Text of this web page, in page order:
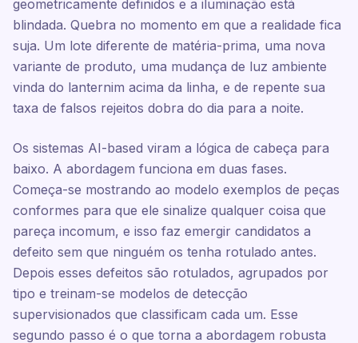
geometricamente definidos e a iluminação está
blindada. Quebra no momento em que a realidade fica
suja. Um lote diferente de matéria-prima, uma nova
variante de produto, uma mudança de luz ambiente
vinda do lanternim acima da linha, e de repente sua
taxa de falsos rejeitos dobra do dia para a noite.
Os sistemas AI-based viram a lógica de cabeça para
baixo. A abordagem funciona em duas fases.
Começa-se mostrando ao modelo exemplos de peças
conformes para que ele sinalize qualquer coisa que
pareça incomum, e isso faz emergir candidatos a
defeito sem que ninguém os tenha rotulado antes.
Depois esses defeitos são rotulados, agrupados por
tipo e treinam-se modelos de detecção
supervisionados que classificam cada um. Esse
segundo passo é o que torna a abordagem robusta